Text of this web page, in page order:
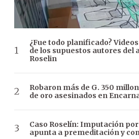
¿Fue todo planificado?
de los supuestos autores del
Roselin
Robaron más de G. 350
de oro asesinados en
Caso Roselín: Imputación
apunta a premeditación y